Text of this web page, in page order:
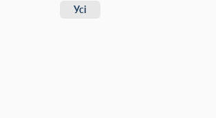
Усі